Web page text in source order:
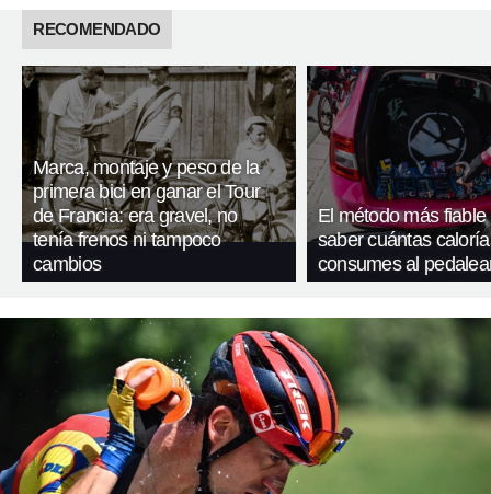
RECOMENDADO
Marca, montaje y peso de la
primera bici en ganar el Tour
de Francia: era gravel, no
tenía frenos ni tampoco
cambios
El método más fiable
saber cuántas
consumes al